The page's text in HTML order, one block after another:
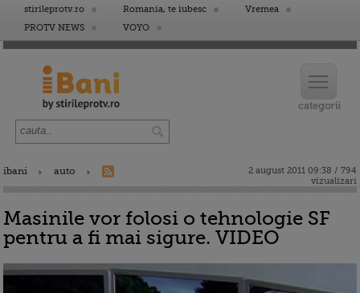
stirileprotv.ro Romania, te iubesc
Vremea
PROTV NEWS
VOYO
ibani auto
2 august 2011 09:38 / 794
vizualizari
Masinile vor folosi o tehnologie SF
pentru a fi mai sigure. VIDEO